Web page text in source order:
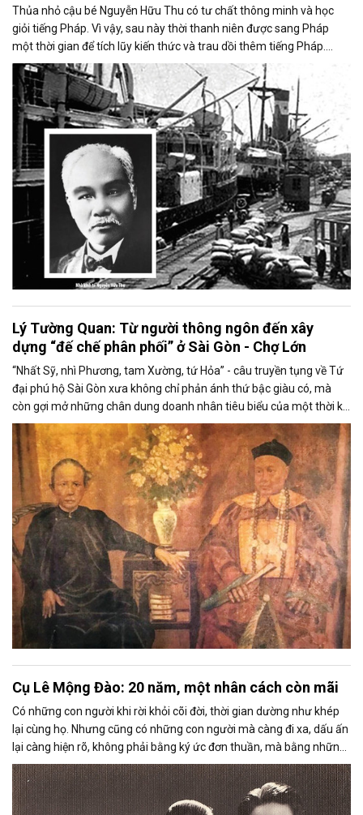
Thủa nhỏ cậu bé Nguyễn Hữu Thu có tư chất thông minh và học
giỏi tiếng Pháp. Vì vậy, sau này thời thanh niên được sang Pháp
một thời gian để tích lũy kiến thức và trau dồi thêm tiếng Pháp.
Chính thời gian này, chàng thanh niên Nguyễn Hữu Thu đã được mở
rộng tầm mắt, thay đổi tư duy về kinh doanh, thương mại, là nền
tảng tạo nên một doanh nhân Nguyễn Hữu Thu có bản lĩnh và nổi
tiếng trong lĩnh vực kinh doanh đa ngành nghề sau này.
Lý Tường Quan: Từ người thông ngôn đến xây
dựng “đế chế phân phối” ở Sài Gòn - Chợ Lớn
“Nhất Sỹ, nhì Phương, tam Xường, tứ Hỏa” - câu truyền tụng về Tứ
đại phú hộ Sài Gòn xưa không chỉ phản ánh thứ bậc giàu có, mà
còn gợi mở những chân dung doanh nhân tiêu biểu của một thời kỳ
chuyển mình. Trong đó, Xường tức Bá hộ Xường Lý Tường Quan là
người đi lên từ thương mại, nổi bật bởi cách làm ăn linh hoạt, là
hình mẫu tiêu biểu cho một thế hệ thương nhân biết nhìn thị
trường, tận dụng cơ hội và tổ chức kinh doanh theo cách rất “hiện
đại” so với thời đại của mình.
Cụ Lê Mộng Đào: 20 năm, một nhân cách còn mãi
Có những con người khi rời khỏi cõi đời, thời gian dường như khép
lại cùng họ. Nhưng cũng có những con người mà càng đi xa, dấu ấn
lại càng hiện rõ, không phải bằng ký ức đơn thuần, mà bằng những
giá trị sống vẫn tiếp tục vận hành trong đời sống hôm nay. Cụ Lê
Mộng Đào – cố Chủ tịch Danh dự của Tập đoàn Xây dựng Hòa Bình
là một nhân cách như thế.